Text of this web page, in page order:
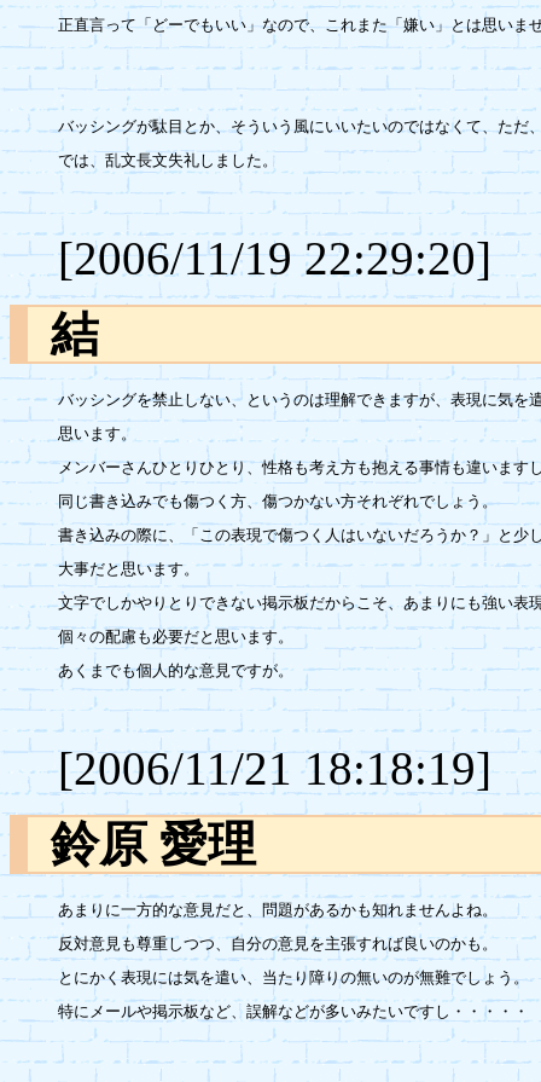
正直言って「どーでもいい」なので、これまた「嫌い」とは思いま
バッシングが駄目とか、そういう風にいいたいのではなくて、ただ
では、乱文長文失礼しました。
[2006/11/19 22:29:20]
結
バッシングを禁止しない、というのは理解できますが、表現に気を
思います。
メンバーさんひとりひとり、性格も考え方も抱える事情も違います
同じ書き込みでも傷つく方、傷つかない方それぞれでしょう。
書き込みの際に、「この表現で傷つく人はいないだろうか？」と少
大事だと思います。
文字でしかやりとりできない掲示板だからこそ、あまりにも強い表
個々の配慮も必要だと思います。
あくまでも個人的な意見ですが。
[2006/11/21 18:18:19]
鈴原 愛理
あまりに一方的な意見だと、問題があるかも知れませんよね。
反対意見も尊重しつつ、自分の意見を主張すれば良いのかも。
とにかく表現には気を遣い、当たり障りの無いのが無難でしょう。
特にメールや掲示板など、誤解などが多いみたいですし・・・・・